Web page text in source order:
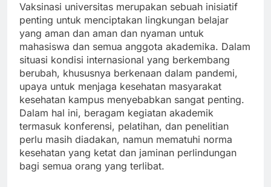
Vaksinasi universitas merupakan sebuah inisiatif
penting untuk menciptakan lingkungan belajar
yang aman dan aman dan nyaman untuk
mahasiswa dan semua anggota akademika. Dalam
situasi kondisi internasional yang berkembang
berubah, khususnya berkenaan dalam pandemi,
upaya untuk menjaga kesehatan masyarakat
kesehatan kampus menyebabkan sangat penting.
Dalam hal ini, beragam kegiatan akademik
termasuk konferensi, pelatihan, dan penelitian
perlu masih diadakan, namun mematuhi norma
kesehatan yang ketat dan jaminan perlindungan
bagi semua orang yang terlibat.